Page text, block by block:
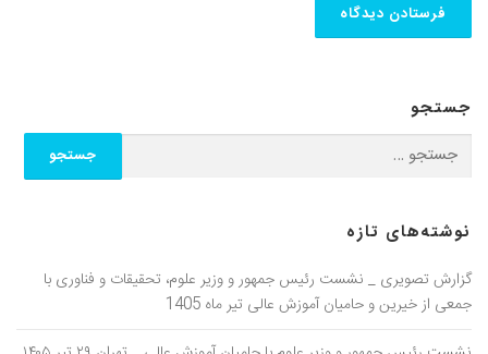
جستجو
نوشته‌های تازه
گزارش تصویری _ نشست رئیس جمهور و وزیر علوم، تحقیقات و فناوری با
جمعی از خیرین و حامیان آموزش عالی تیر ماه 1405